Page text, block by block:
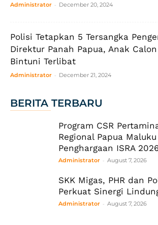
Administrator - December 20, 2024
Polisi Tetapkan 5 Tersangka
Direktur Panah Papua, Anak
Bintuni Terlibat
Administrator - December 21, 2024
BERITA TERBARU
Program CSR
Regional Papua
Penghargaan ISRA
Administrator - August 7, 2026
SKK Migas, PHR dan
Perkuat Sinergi
Administrator - August 7, 2026